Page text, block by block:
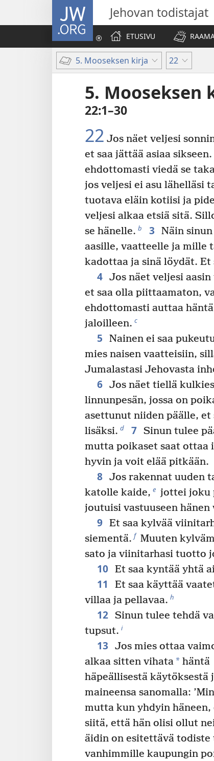
JW.ORG Jehovan todistajat
ETUSIVU
5. Mooseksen kirja 22
5. Mooseksen
22:1–30
22 Jos näet veljesi
et saa jättää asiaa sikseen.
ehdottomasti viedä se
jos veljesi ei asu lähelläsi
tuotava eläin kotiisi ja
veljesi alkaa etsiä sitä.
se hänelle. b 3
Näin
aasille, vaatteelle ja mille
kadottaa ja sinä löydät. Et
4 Jos näet veljesi
et saa olla piittaamaton,
ehdottomasti auttaa
jaloilleen. c
5
Nainen ei saa
mies naisen vaatteisiin,
Jumalastasi Jehovasta
6 Jos näet tiellä
linnunpesän, jossa on
asettunut niiden päälle, et
lisäksi. d 7 Sinun tulee
mutta poikaset saat ottaa
hyvin ja voit elää pitkään.
8 Jos rakennat uuden
katolle kaide, e jottei joku
joutuisi vastuuseen hänen
9 Et saa kylvää
siementä. f Muuten
sato ja viinitarhasi tuotto
10 Et saa kyntää yhtä
11
Et saa käyttää
villaa ja pellavaa. h
12 Sinun tulee tehdä
tupsut. i
13
Jos mies ottaa
alkaa sitten vihata* häntä
häpeällisestä käytöksestä
maineensa sanomalla:
mutta kun yhdyin
siitä, että hän olisi ollut
äidin on esitettävä
vanhimmille kaupungin